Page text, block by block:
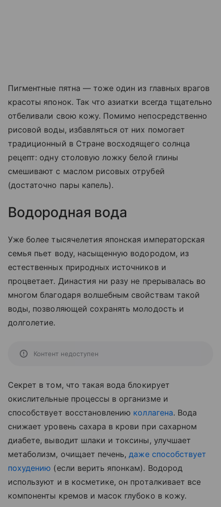
Пигментные пятна — тоже один из главных врагов
красоты японок. Так что азиатки всегда тщательно
отбеливали свою кожу. Помимо непосредственно
рисовой воды, избавляться от них помогает
традиционный в Стране восходящего солнца
рецепт: одну столовую ложку белой глины
смешивают с маслом рисовых отрубей
(достаточно пары капель).
Водородная вода
Уже более тысячелетия японская императорская
семья пьет воду, насыщенную водородом, из
естественных природных источников и
процветает. Династия ни разу не прерывалась во
многом благодаря волшебным свойствам такой
воды, позволяющей сохранять молодость и
долголетие.
Контент недоступен
Секрет в том, что такая вода блокирует
окислительные процессы в организме и
способствует восстановлению коллагена. Вода
снижает уровень сахара в крови при сахарном
диабете, выводит шлаки и токсины, улучшает
метаболизм, очищает печень,даже способствует
похудению (если верить японкам). Водород
используют и в косметике, он проталкивает все
компоненты кремов и масок глубоко в кожу.